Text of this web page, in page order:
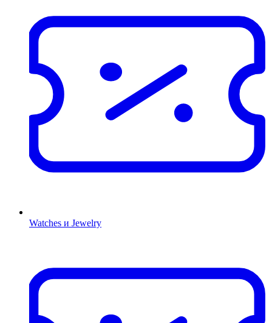
Watches и Jewelry